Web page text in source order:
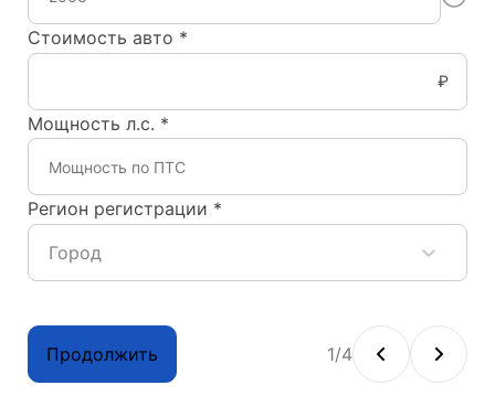
Стоимость авто *
₽
Мощность л.с. *
Регион регистрации *
Город
Продолжить 1/4